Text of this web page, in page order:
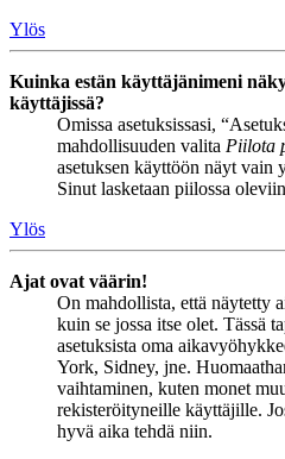
Ylös
Kuinka estän käyttäjänimeni
käyttäjissä?
Omissa asetuksissasi,
mahdollisuuden valita Piilota
asetuksen käyttöön näyt
Sinut lasketaan piilossa
Ylös
Ajat ovat väärin!
On mahdollista, että näytetty
kuin se jossa itse olet. Tässä
asetuksista oma
York, Sidney, jne.
vaihtaminen, kuten monet
rekisteröityneille käyttäjille.
hyvä aika tehdä niin.